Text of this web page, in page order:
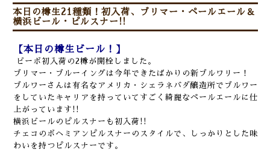
本日の樽生21種類！初入荷、ブリマー・ペールエール＆
横浜ビール・ピルスナー!!
【本日の樽生ビール！】
ビーボ初入荷の2樽が開栓しました。
ブリマー・ブルーイングは今年できたばかりの新ブルワリー！
ブルワーさんは有名なアメリカ・シェラネバダ醸造所でブルワー
をしていたキャリアを持っていて すごく綺麗なペールエールに仕
上がっています!!
横浜ビールのピルスナーも初入荷!!
チェコのボヘミアンピルスナーのスタイルで、しっかりとした味
わいを持つ ピルスナーです。